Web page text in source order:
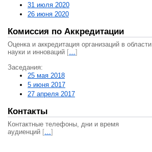
31 июля 2020
26 июня 2020
Комиссия по Аккредитации
Оценка и аккредитация организаций в области
науки и инноваций […]
Заседания:
25 мая 2018
5 июня 2017
27 апреля 2017
Контакты
Контактные телефоны, дни и время
аудиенций […]